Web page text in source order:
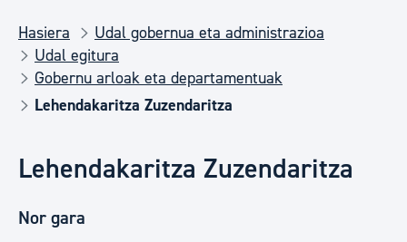
Hasiera
Udal gobernua eta administrazioa
Udal egitura
Gobernu arloak eta departamentuak
Lehendakaritza Zuzendaritza
Lehendakaritza Zuzendaritza
Nor gara